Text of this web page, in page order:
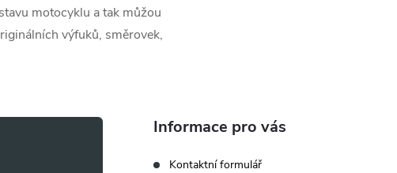
motocyklu a tak můžou
výfuků, směrovek,
Informace pro vás
Kontaktní formulář